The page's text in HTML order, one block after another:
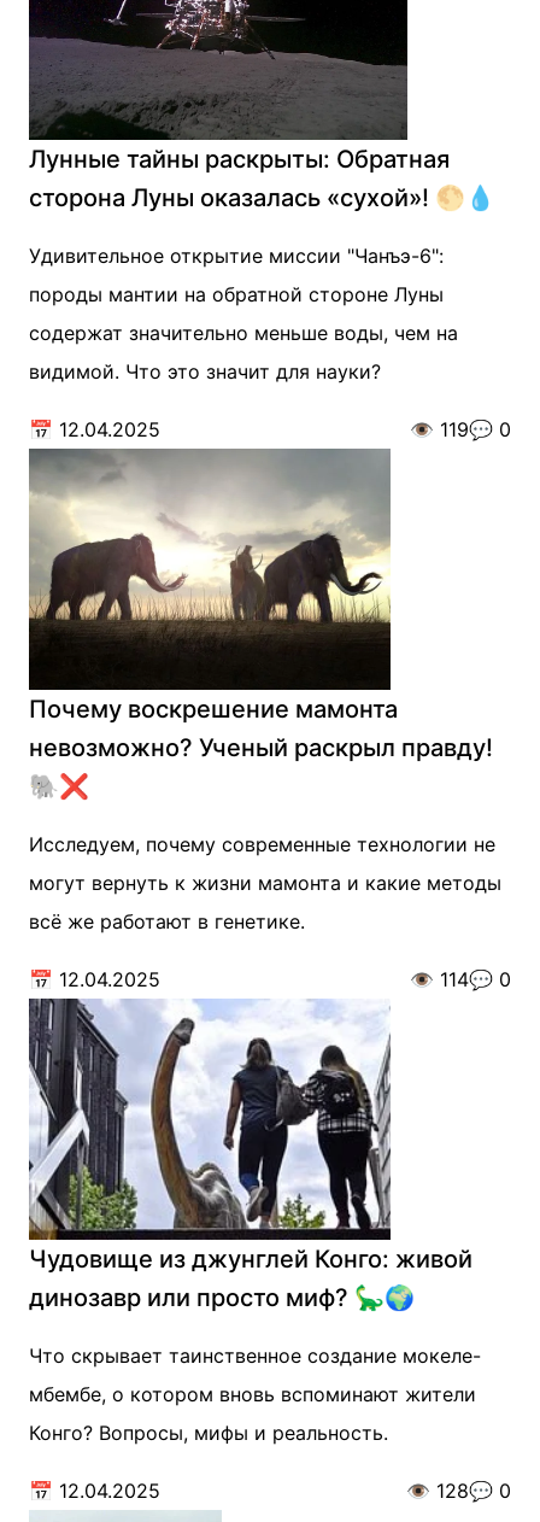
Лунные тайны раскрыты: Обратная
сторона Луны оказалась «сухой»! 🌕💧
Удивительное открытие миссии "Чанъэ-6":
породы мантии на обратной стороне Луны
содержат значительно меньше воды, чем на
видимой. Что это значит для науки?
📅 12.04.2025 👁️ 119💬 0
Почему воскрешение мамонта
невозможно? Ученый раскрыл правду!
🐘❌
Исследуем, почему современные технологии не
могут вернуть к жизни мамонта и какие методы
всё же работают в генетике.
📅 12.04.2025 👁️ 114💬 0
Чудовище из джунглей Конго: живой
динозавр или просто миф? 🦕🌍
Что скрывает таинственное создание мокеле-
мбембе, о котором вновь вспоминают жители
Конго? Вопросы, мифы и реальность.
📅 12.04.2025 👁️ 128💬 0